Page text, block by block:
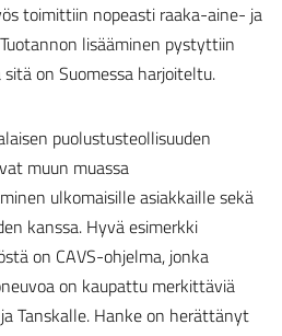
toimittiin nopeasti raaka-aine- ja
lisääminen pystyttiin
on Suomessa harjoiteltu.
puolustusteollisuuden
muun muassa
ulkomaisille asiakkaille sekä
kanssa. Hyvä esimerkki
on CAVS-ohjelma, jonka
on kaupattu merkittäviä
Tanskalle. Hanke on herättänyt